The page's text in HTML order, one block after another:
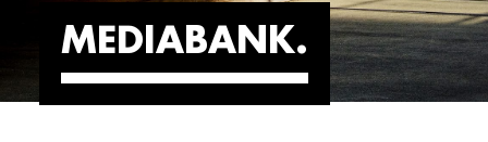
MEDIABANK